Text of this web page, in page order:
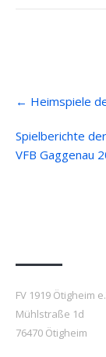
navigation
← Heimspiele
Spielberichte
VFB Gaggenau
FV 1919 Ötigheim
Mühlstraße 1d
76470 Ötigheim